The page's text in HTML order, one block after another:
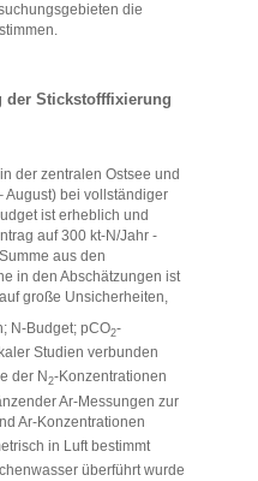
die
der Stickstofffixierung
der zentralen Ostsee und
August) bei vollständiger
ist erheblich und
auf 300 kt-N/Jahr -
aus den
in den Abschätzungen ist
große Unsicherheiten,
N-Budget; pCO2-
Studien verbunden
der N2-Konzentrationen
Ar-Messungen zur
Ar-Konzentrationen
in Luft bestimmt
überführt wurde